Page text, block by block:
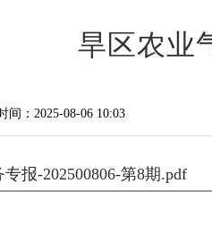
旱区农业
间：2025-08-06 10:03
报-202500806-第8期.pdf